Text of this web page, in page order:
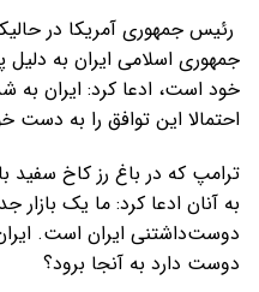
رئیس جمهوری آمریکا در
جمهوری اسلامی ایران به
خود است، ادعا کرد: ایران
احتمالا این توافق را به دست
ترامپ که در باغ رز کاخ
به آنان ادعا کرد: ما یک
دوست‌داشتنی ایران است.
دوست دارد به آنجا برود؟